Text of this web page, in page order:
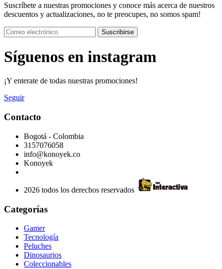
Suscríbete a nuestras promociones y conoce más acerca de nuestros
descuentos y actualizaciones, no te preocupes, no somos spam!
Suscribirse
Síguenos en instagram
¡Y enterate de todas nuestras promociones!
Seguir
Contacto
Bogotá - Colombia
3157076058
info@konoyek.co
Konoyek
2026 todos los derechos reservados
Categorías
Gamer
Tecnología
Peluches
Dinosaurios
Coleccionables